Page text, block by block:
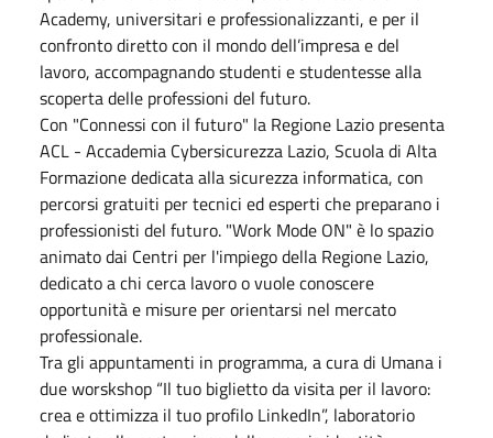
Academy, universitari e professionalizzanti, e per il
confronto diretto con il mondo dell’impresa e del
lavoro, accompagnando studenti e studentesse alla
scoperta delle professioni del futuro.
Con "Connessi con il futuro" la Regione Lazio presenta
ACL - Accademia Cybersicurezza Lazio, Scuola di Alta
Formazione dedicata alla sicurezza informatica, con
percorsi gratuiti per tecnici ed esperti che preparano i
professionisti del futuro. "Work Mode ON" è lo spazio
animato dai Centri per l'impiego della Regione Lazio,
dedicato a chi cerca lavoro o vuole conoscere
opportunità e misure per orientarsi nel mercato
professionale.
Tra gli appuntamenti in programma, a cura di Umana i
due worskshop “Il tuo biglietto da visita per il lavoro:
crea e ottimizza il tuo profilo LinkedIn”, laboratorio